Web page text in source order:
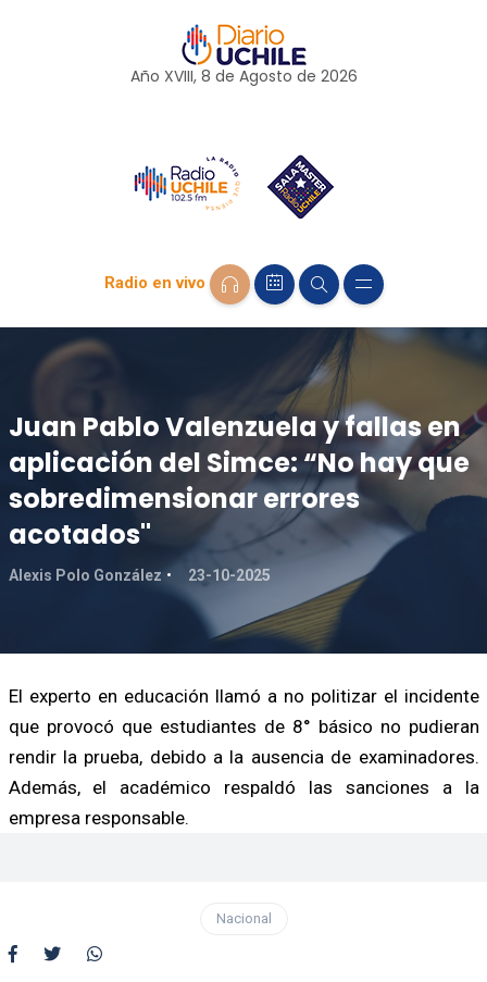
Año XVIII, 8 de Agosto de 2026
Radio en vivo
Juan Pablo Valenzuela y fallas en
aplicación del Simce: “No hay que
sobredimensionar errores
acotados"
Alexis Polo González 23-10-2025
El experto en educación llamó a no politizar el incidente
que provocó que estudiantes de 8° básico no pudieran
rendir la prueba, debido a la ausencia de examinadores.
Además, el académico respaldó las sanciones a la
empresa responsable.
Nacional